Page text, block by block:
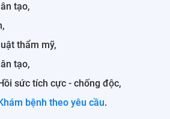
tạo,
thẩm mỹ,
tạo,
sức tích cực - chống độc,
bệnh theo yêu cầu.